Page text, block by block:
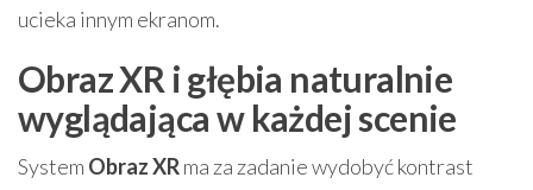
ucieka innym ekranom.
Obraz XR i głębia naturalnie
wyglądająca w każdej scenie
System Obraz XRma za zadanie wydobyć kontrast